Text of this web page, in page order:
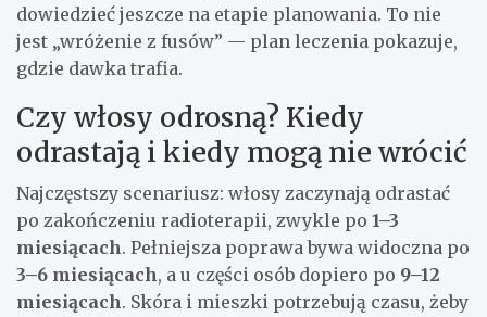
dowiedzieć jeszcze na etapie planowania. To nie
jest „wróżenie z fusów” — plan leczenia pokazuje,
gdzie dawka trafia.
Czy włosy odrosną? Kiedy
odrastają i kiedy mogą nie wrócić
Najczęstszy scenariusz: włosy zaczynają odrastać
po zakończeniu radioterapii, zwykle po 1–3
miesiącach. Pełniejsza poprawa bywa widoczna po
3–6 miesiącach, a u części osób dopiero po 9–12
miesiącach. Skóra i mieszki potrzebują czasu, żeby